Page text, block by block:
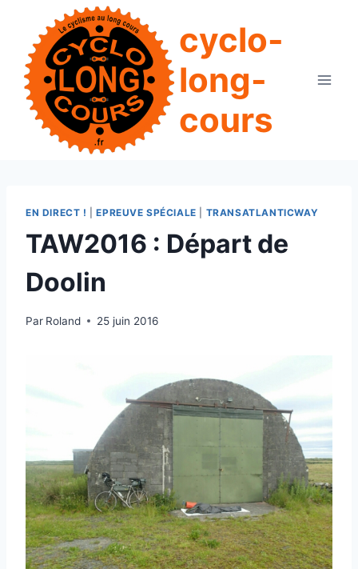
contenu
cyclo-
long-
cours
EN DIRECT ! |EPREUVE SPÉCIALE TRANSATLANTICWAY
TAW2016 : Départ de
Doolin
Par Roland 25 juin 2016